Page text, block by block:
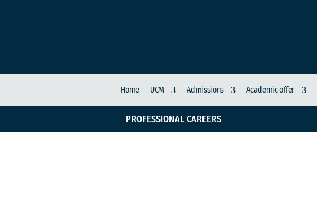
Home UCM Admissions Academic offer
PROFESSIONAL CAREERS